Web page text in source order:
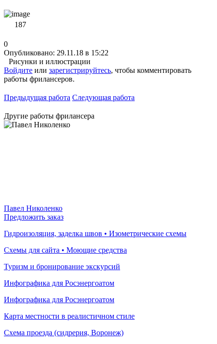
187
0
Опубликовано: 29.11.18 в 15:22
Рисунки и иллюстрации
Войдите или зарегистрируйтесь, чтобы комментировать
работы фрилансеров.
Предыдущая работа Следующая работа
Другие работы фрилансера
Павел Николенко
Предложить заказ
Гидроизоляция, заделка швов • Изометрические схемы
Схемы для сайта • Моющие средства
Туризм и бронирование экскурсий
Инфографика для Росэнергоатом
Инфографика для Росэнергоатом
Карта местности в реалистичном стиле
Схема проезда (сидрерия, Воронеж)